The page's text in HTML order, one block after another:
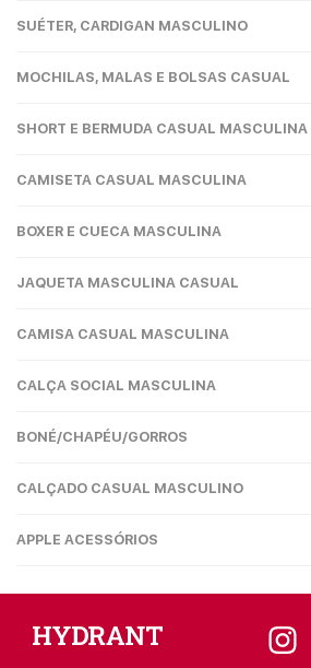
SUÉTER, CARDIGAN MASCULINO
MOCHILAS, MALAS E BOLSAS CASUAL
SHORT E BERMUDA CASUAL MASCULINA
CAMISETA CASUAL MASCULINA
BOXER E CUECA MASCULINA
JAQUETA MASCULINA CASUAL
CAMISA CASUAL MASCULINA
CALÇA SOCIAL MASCULINA
BONÉ/CHAPÉU/GORROS
CALÇADO CASUAL MASCULINO
APPLE ACESSÓRIOS